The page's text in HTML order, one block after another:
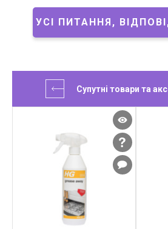
УСІ ПИТАННЯ,
Супутні товари та